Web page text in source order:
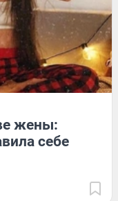
жены:
себе